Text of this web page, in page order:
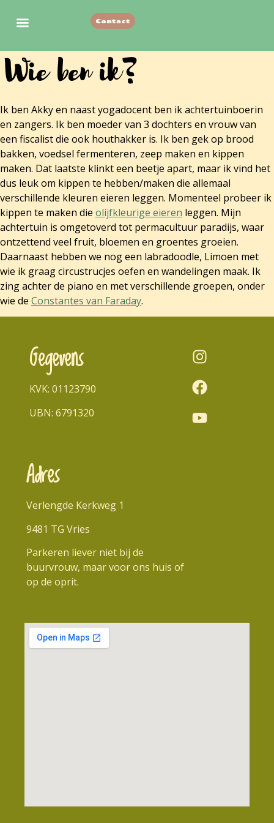
Contact
Wie ben ik?
Ik ben Akky en naast yogadocent ben ik achtertuinboerin
en zangers. Ik ben moeder van 3 dochters en vrouw van
een fiscalist die ook houthakker is. Ik ben gek op brood
bakken, voedsel fermenteren, zeep maken en kippen
maken. Dat laatste klinkt een beetje apart, maar ik vind het
dus leuk om kippen te hebben/maken die allemaal
verschillende kleuren eieren leggen. Momenteel probeer ik
kippen te maken die olijfkleurige eieren leggen. Mijn
achtertuin is omgetoverd tot permacultuur paradijs, waar
ontzettend veel fruit, bloemen en groentes groeien.
Daarnaast hebben we nog een labradoodle, Limoen met
wie ik graag circustrucjes oefen en wandelingen maak. Ik
zing achter de piano en met verschillende groepen, onder
wie de Constantes van Faraday.
Gegevens
KVK: 01123790
UBN: 6791320
Adres
Verlengde Kerkweg 1
9481 TG Vries
Parkeren liever niet bij de
buurvrouw, maar voor ons huis of
op de oprit.